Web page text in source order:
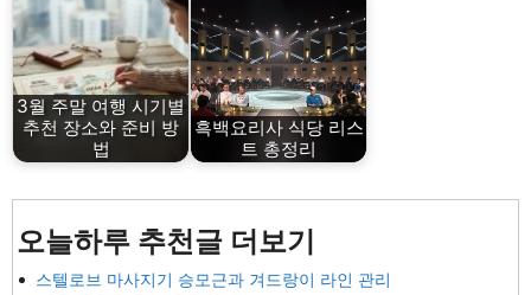
3월 주말 여행 시기별
추천 장소와 준비 방
법
흑백요리사 식당 리스
트 총정리
오늘하루 추천글 더보기
스텔로브 마사지기 승모근과 겨드랑이 라인 관리